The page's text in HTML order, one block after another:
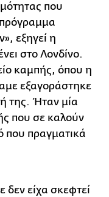
που
εξηγεί η
στο Λονδίνο.
καμπής, όπου η
εξαγοράστηκε
της. Ήταν μία
που σε καλούν
που πραγματικά
δεν είχα σκεφτεί